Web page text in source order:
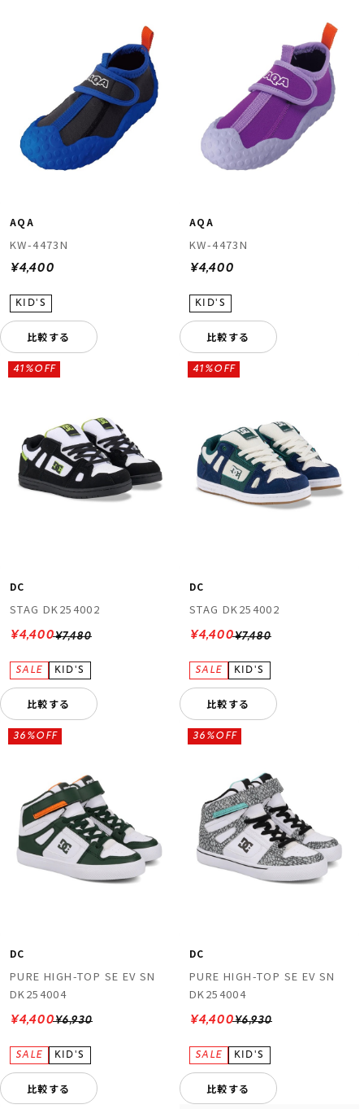
AQA
KW-4473N
¥4,400
比較する
AQA
KW-4473N
¥4,400
比較する
DC
STAG DK254002
¥7,480
41%OFF
¥4,400
比較する
DC
STAG DK254002
¥7,480
41%OFF
¥4,400
比較する
DC
PURE HIGH-TOP SE EV SN
DK254004
¥6,930
36%OFF
¥4,400
比較する
DC
PURE HIGH-TOP SE EV SN
DK254004
¥6,930
36%OFF
¥4,400
比較する